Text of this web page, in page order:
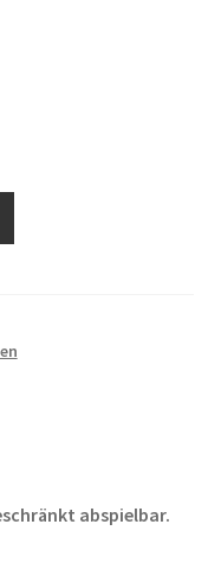
abspielbar.